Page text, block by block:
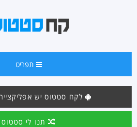
תפריט
לקח סטטוס יש
תנו לי סטטוס